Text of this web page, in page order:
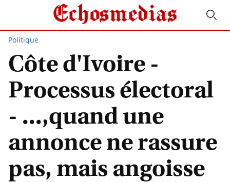
Politique
Côte d'Ivoire -
Processus électoral
- ...,quand une
annonce ne rassure
pas, mais angoisse